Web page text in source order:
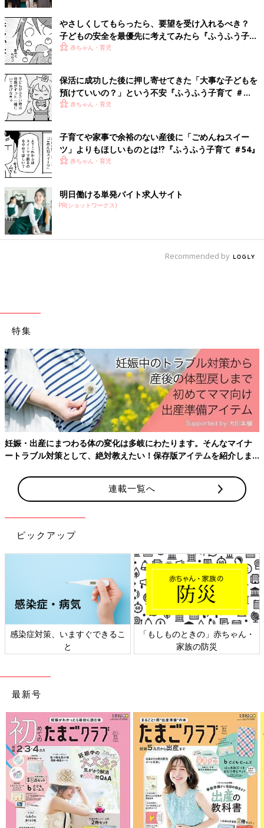
※この記事は「たまひよコラム」で過去に公開されたものです。
やさしくしてもらったら、要望を受け入れるべき？
子どもの安全を最優先に考えてみたら『ふうふう子育
て ＃59』
赤ちゃん・育児
保活に成功した後に押し寄せてきた「大事な子どもを
預けていいの？」という不安『ふうふう子育て ＃
60』赤ちゃん・育児
子育てや家事で余裕のない産後に「ごめんねスイー
ツ」よりもほしいものとは⁉︎『ふうふう子育て ＃54』
赤ちゃん・育児
明日働ける単発バイト求人サイト
PR(ショットワークス)
Recommended by
特集
妊娠・出産にまつわる体の変化は多岐にわたります。そんなマイナ
ートラブル対策として、絶対教えたい！保存版アイテムを紹介しま
連載一覧へ
ピックアップ
感染症対策、いますぐできるこ
と
「もしものときの」赤ちゃん・
家族の防災
最新号